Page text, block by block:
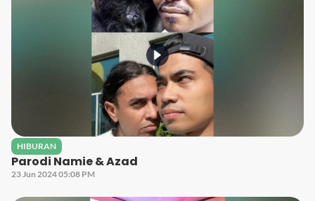
HIBURAN
Parodi Namie & Azad
23 Jun 2024 05:08 PM